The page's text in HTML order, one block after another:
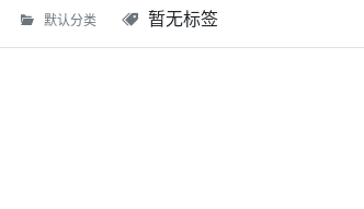
默认分类 暂无标签